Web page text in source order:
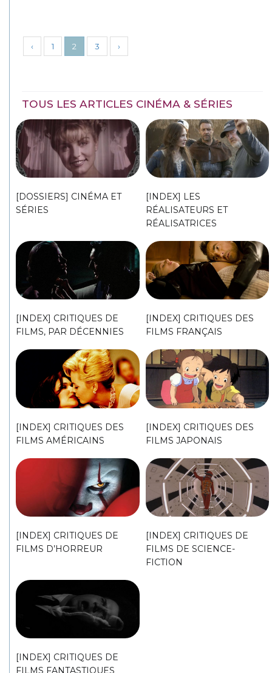
‹ 1 2 3 ›
TOUS LES ARTICLES CINÉMA & SÉRIES
[DOSSIERS] CINÉMA ET
SÉRIES
[INDEX] LES
RÉALISATEURS ET
RÉALISATRICES
[INDEX] CRITIQUES DE
FILMS, PAR DÉCENNIES
[INDEX] CRITIQUES DES
FILMS FRANÇAIS
[INDEX] CRITIQUES DES
FILMS AMÉRICAINS
[INDEX] CRITIQUES DES
FILMS JAPONAIS
[INDEX] CRITIQUES DE
FILMS D’HORREUR
[INDEX] CRITIQUES DE
FILMS DE SCIENCE-
FICTION
[INDEX] CRITIQUES DE
FILMS FANTASTIQUES